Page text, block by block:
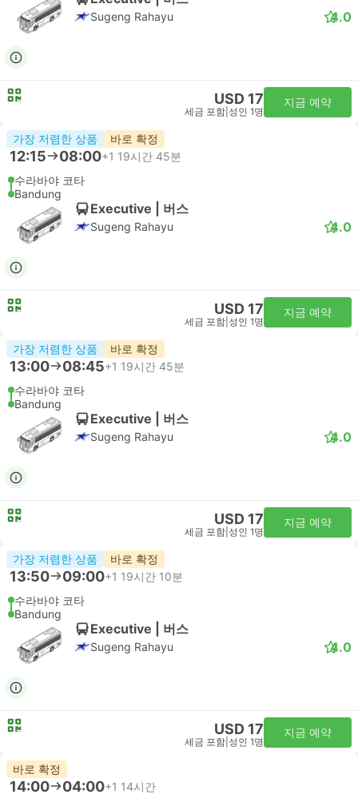
Sugeng Rahayu 4.0
USD 17
세금 포함 성인 1명
지금 예약
가장 저렴한 상품 바로 확정
12:15 08:00+1 19시간 45분
수라바야 코타
Bandung
Executive | 버스
Sugeng Rahayu 4.0
USD 17
세금 포함 성인 1명
지금 예약
가장 저렴한 상품 바로 확정
13:00 08:45+1 19시간 45분
수라바야 코타
Bandung
Executive | 버스
Sugeng Rahayu 4.0
USD 17
세금 포함 성인 1명
지금 예약
가장 저렴한 상품 바로 확정
13:50 09:00+1 19시간 10분
수라바야 코타
Bandung
Executive | 버스
Sugeng Rahayu 4.0
USD 17
세금 포함 성인 1명
지금 예약
바로 확정
14:00 04:00+1 14시간